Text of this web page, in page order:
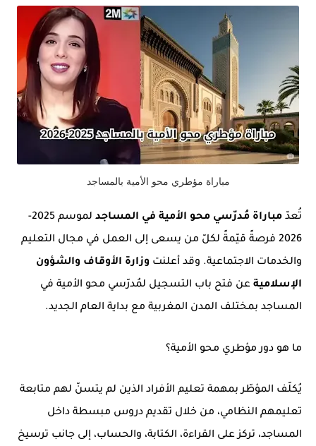
مباراة مؤطري محو الأمية بالمساجد
تُعدّ مباراة مُدرّسي محو الأمية في المساجد
لموسم 2025-
2026 فرصةً قيّمةً لكلّ من يسعى إلى العمل في مجال التعليم
والخدمات الاجتماعية. وقد أعلنت وزارة الأوقاف والشؤون
الإسلامية عن فتح باب التسجيل لمُدرّسي محو الأمية في
المساجد بمختلف المدن المغربية مع بداية العام الجديد.
ما هو دور مؤطري محو الأمية؟
يُكلّف المؤطّر بمهمة تعليم الأفراد الذين لم يتسنّ لهم متابعة
تعليمهم النظامي، من خلال تقديم دروس مبسطة داخل
المساجد، تركز على القراءة، الكتابة، والحساب، إلى جانب ترسيخ